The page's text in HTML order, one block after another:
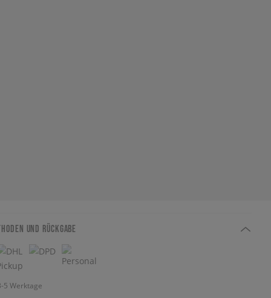
UND RÜCKGABE
5 Werktage